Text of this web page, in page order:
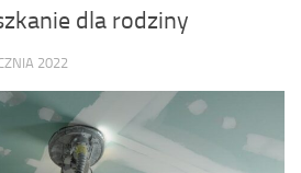
dla rodziny
2022